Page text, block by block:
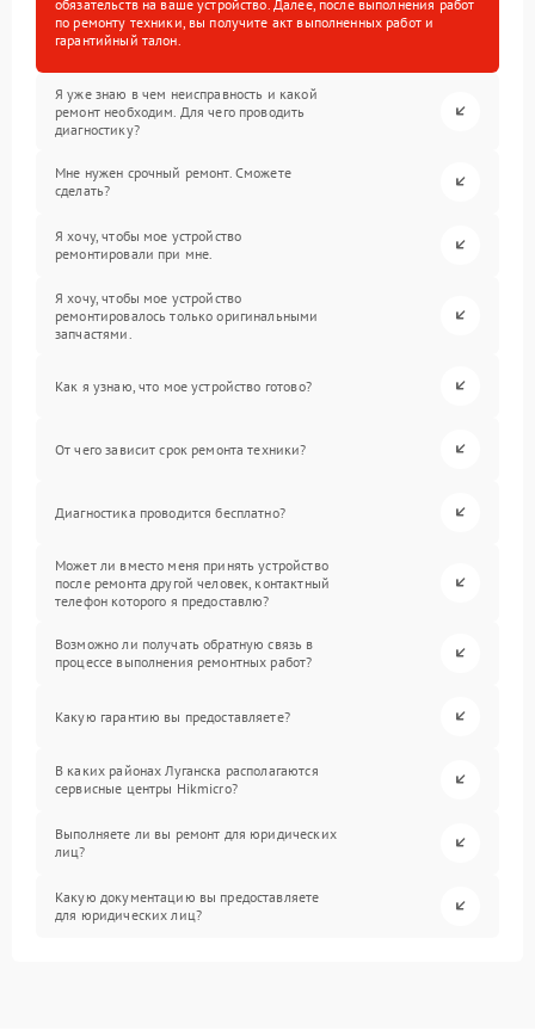
обязательств на ваше устройство. Далее, после выполнения работ
по ремонту техники, вы получите акт выполненных работ и
гарантийный талон.
Я уже знаю в чем неисправность и какой
ремонт необходим. Для чего проводить
диагностику?
Мне нужен срочный ремонт. Сможете
сделать?
Я хочу, чтобы мое устройство
ремонтировали при мне.
Я хочу, чтобы мое устройство
ремонтировалось только оригинальными
запчастями.
Как я узнаю, что мое устройство готово?
От чего зависит срок ремонта техники?
Диагностика проводится бесплатно?
Может ли вместо меня принять устройство
после ремонта другой человек, контактный
телефон которого я предоставлю?
Возможно ли получать обратную связь в
процессе выполнения ремонтных работ?
Какую гарантию вы предоставляете?
В каких районах Луганска располагаются
сервисные центры Hikmicro?
Выполняете ли вы ремонт для юридических
лиц?
Какую документацию вы предоставляете
для юридических лиц?